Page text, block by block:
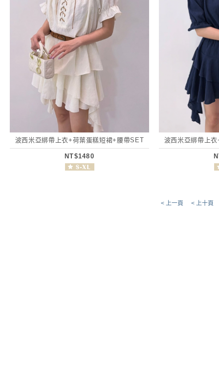
波西米亞綁帶上衣+荷葉蛋糕短裙+腰帶SET
NT$1480
波西米亞綁帶上
< 上一頁 < 上十頁